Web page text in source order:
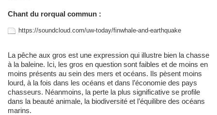
Chant du rorqual commun :
https://soundcloud.com/uw-today/finwhale-and-earthquake
La pêche aux gros est une expression qui illustre bien la chasse
à la baleine. Ici, les gros en question sont faibles et de moins en
moins présents au sein des mers et océans. Ils pèsent moins
lourd, à la fois dans les océans et dans l’économie des pays
chasseurs. Néanmoins, la perte la plus significative se profile
dans la beauté animale, la biodiversité et l’équilibre des océans
marins.